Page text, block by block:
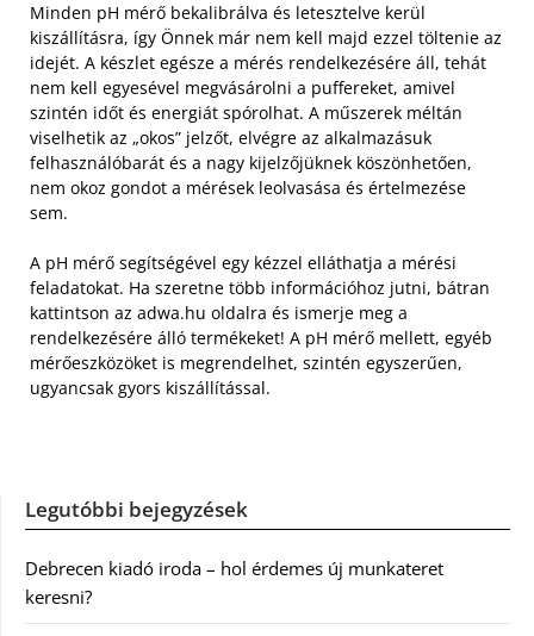
Minden pH mérő bekalibrálva és letesztelve kerül
kiszállításra, így Önnek már nem kell majd ezzel töltenie az
idejét. A készlet egésze a mérés rendelkezésére áll, tehát
nem kell egyesével megvásárolni a puffereket, amivel
szintén időt és energiát spórolhat. A műszerek méltán
viselhetik az „okos” jelzőt, elvégre az alkalmazásuk
felhasználóbarát és a nagy kijelzőjüknek köszönhetően,
nem okoz gondot a mérések leolvasása és értelmezése
sem.
A pH mérő segítségével egy kézzel elláthatja a mérési
feladatokat. Ha szeretne több információhoz jutni, bátran
kattintson az adwa.hu oldalra és ismerje meg a
rendelkezésére álló termékeket! A pH mérő mellett, egyéb
mérőeszközöket is megrendelhet, szintén egyszerűen,
ugyancsak gyors kiszállítással.
Legutóbbi bejegyzések
Debrecen kiadó iroda – hol érdemes új munkateret
keresni?